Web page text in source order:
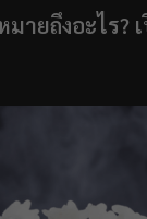
ายถึงอะไร?